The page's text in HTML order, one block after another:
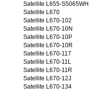
Satellite L655-S5065WH
Satellite L670
Satellite L670-102
Satellite L670-10N
Satellite L670-10P
Satellite L670-10R
Satellite L670-117
Satellite L670-11L
Satellite L670-11R
Satellite L670-12J
Satellite L670-134